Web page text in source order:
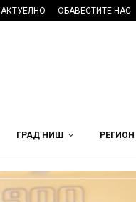
АКТУЕЛНО ОБАВЕСТИТЕ НАС
ГРАД НИШ РЕГИОН